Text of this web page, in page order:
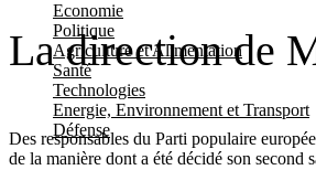
Economie
Politique
Agriculture et Alimentation
Santé
Technologies
Energie, Environnement et Transport
Défense
La direction de
Des responsables du Parti populaire
de la manière dont a été décidé son second